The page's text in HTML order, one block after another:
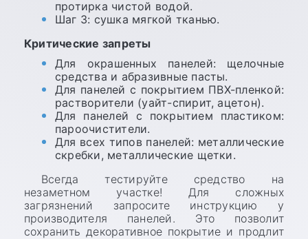
протирка чистой водой.
Шаг 3: сушка мягкой тканью.
Критические запреты
Для окрашенных панелей: щелочные
средства и абразивные пасты.
Для панелей с покрытием ПВХ-пленкой:
растворители (уайт-спирит, ацетон).
Для панелей с покрытием пластиком:
пароочистители.
Для всех типов панелей: металлические
скребки, металлические щетки.
Всегда тестируйте средство на
незаметном участке! Для сложных
загрязнений запросите инструкцию у
производителя панелей. Это позволит
сохранить декоративное покрытие и продлит